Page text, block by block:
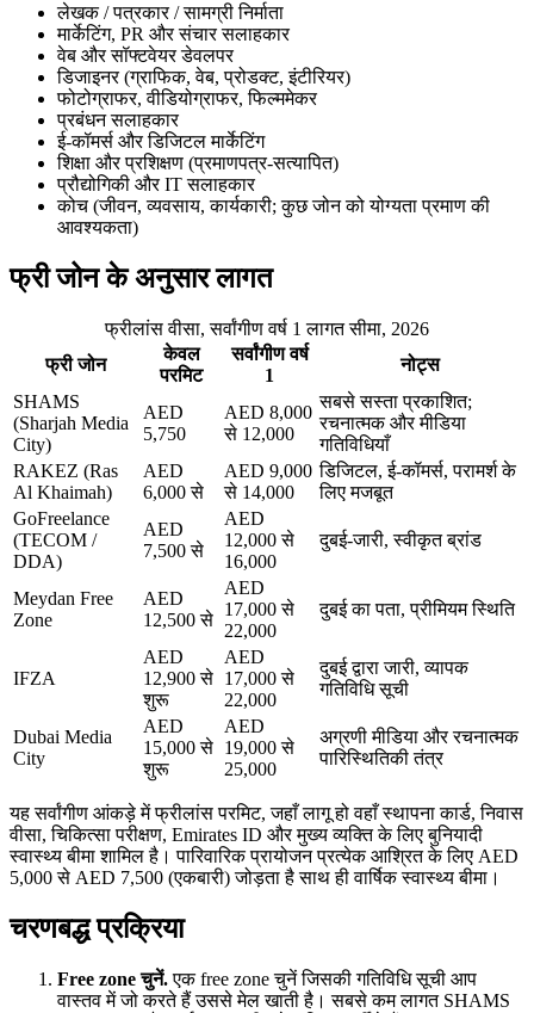
लेखक / पत्रकार / सामग्री निर्माता
मार्केटिंग, PR और संचार सलाहकार
वेब और सॉफ्टवेयर डेवलपर
डिजाइनर (ग्राफिक, वेब, प्रोडक्ट, इंटीरियर)
फोटोग्राफर, वीडियोग्राफर, फिल्ममेकर
प्रबंधन सलाहकार
ई-कॉमर्स और डिजिटल मार्केटिंग
शिक्षा और प्रशिक्षण (प्रमाणपत्र-सत्यापित)
प्रौद्योगिकी और IT सलाहकार
कोच (जीवन, व्यवसाय, कार्यकारी; कुछ जोन को योग्यता प्रमाण की
आवश्यकता)
फ्री जोन के अनुसार लागत
फ्रीलांस वीसा, सर्वांगीण वर्ष 1 लागत सीमा, 2026
फ्री जोन
केवल
परमिट
सर्वांगीण वर्ष
1
नोट्स
SHAMS
(Sharjah Media
City)
AED
5,750
AED 8,000
से 12,000
सबसे सस्ता प्रकाशित;
रचनात्मक और मीडिया
गतिविधियाँ
RAKEZ (Ras
Al Khaimah)
AED
6,000 से
AED 9,000
से 14,000
डिजिटल, ई-कॉमर्स, परामर्श के
लिए मजबूत
GoFreelance
(TECOM /
DDA)
AED
7,500 से
AED
12,000 से
16,000
दुबई-जारी, स्वीकृत ब्रांड
Meydan Free
Zone
AED
12,500 से
AED
17,000 से
22,000
दुबई का पता, प्रीमियम स्थिति
IFZA
AED
12,900 से
शुरू
AED
17,000 से
22,000
दुबई द्वारा जारी, व्यापक
गतिविधि सूची
Dubai Media
City
AED
15,000 से
शुरू
AED
19,000 से
25,000
अग्रणी मीडिया और रचनात्मक
पारिस्थितिकी तंत्र
यह सर्वांगीण आंकड़े में फ्रीलांस परमिट, जहाँ लागू हो वहाँ स्थापना कार्ड, निवास
वीसा, चिकित्सा परीक्षण, Emirates ID और मुख्य व्यक्ति के लिए बुनियादी
स्वास्थ्य बीमा शामिल है। पारिवारिक प्रायोजन प्रत्येक आश्रित के लिए AED
5,000 से AED 7,500 (एकबारी) जोड़ता है साथ ही वार्षिक स्वास्थ्य बीमा।
चरणबद्ध प्रक्रिया
Free zone चुनें. एक free zone चुनें जिसकी गतिविधि सूची आप
वास्तव में जो करते हैं उससे मेल खाती है। सबसे कम लागत SHAMS